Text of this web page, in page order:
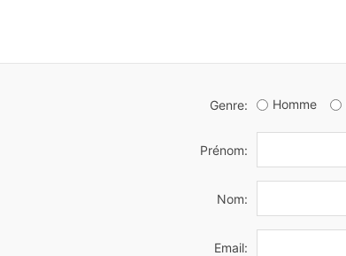
Genre: Homme
Prénom:
Nom:
Email: